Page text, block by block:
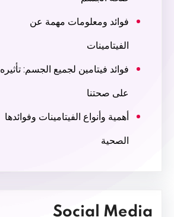
فوائد ومعلومات مهمة عن
الفيتامينات
فوائد فيتامين لجميع الجسم: تأثيره
على صحتنا
أهمية وأنواع الفيتامينات وفوائدها
الصحية
Social Media